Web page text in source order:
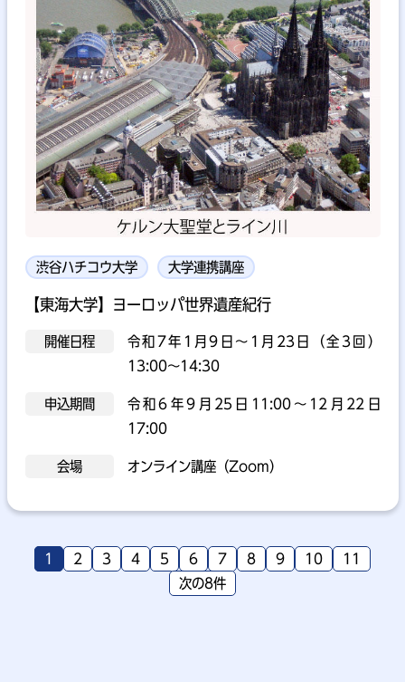
渋谷ハチコウ大学 大学連携講座
【東海大学】ヨーロッパ世界遺産紀行
開催日程
令和7年1月9日～1月23日（全3回）
13:00～14:30
申込期間
令和6年9月25日11:00～12月22日
17:00
会場 オンライン講座（Zoom）
1 2 3 4 5 6 7 8 9 10
11
次の8件